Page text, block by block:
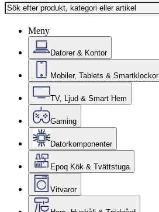
Meny
Datorer & Kontor
Mobiler, Tablets & Smartklockor
TV, Ljud & Smart Hem
Gaming
Datorkomponenter
Epoq Kök & Tvättstuga
Vitvaror